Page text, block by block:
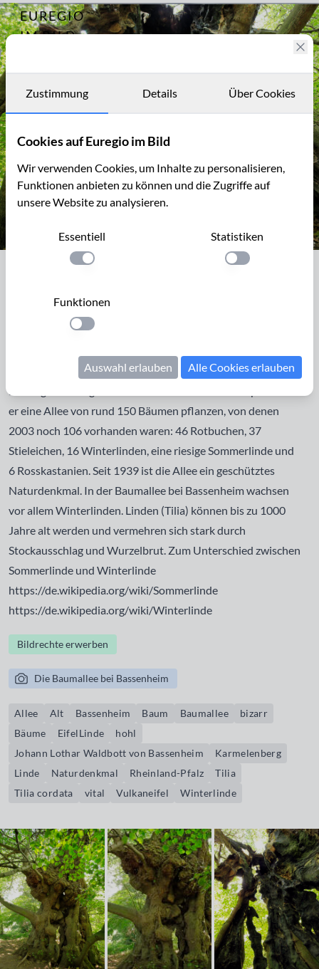
EUREGIO
IM BILD
Archiv
Kontakt
Archiv
12629
bei
Bizarr, ausgehöhlt, aber immer noch vital: Linde in der Baumallee
vital: Linde in der Baumallee von
Bassenheim zum Karmelenberg
von Bassenheim auf dem Karmelenberg eine Marienkapelle.
Entlang dem Weg vom Bassenheimer Wald zur Kapelle ließ
er eine Allee von rund 150 Bäumen pflanzen, von denen
2003 noch 106 vorhanden waren: 46 Rotbuchen, 37
Stieleichen, 16 Winterlinden, eine riesige Sommerlinde und
6 Rosskastanien. Seit 1939 ist die Allee ein geschütztes
Naturdenkmal. In der Baumallee bei Bassenheim wachsen
vor allem Winterlinden. Linden (Tilia) können bis zu 1000
Jahre alt werden und vermehren sich stark durch
Stockausschlag und Wurzelbrut. Zum Unterschied zwischen
Sommerlinde und Winterlinde
https://de.wikipedia.org/wiki/Sommerlinde
https://de.wikipedia.org/wiki/Winterlinde
Bildrechte erwerben
Die Baumallee bei Bassenheim
Allee Alt Bassenheim Baum Baumallee
bizarr
Bäume
EifelLinde
hohl
Johann Lothar Waldbott von Bassenheim
Karmelenberg
Linde
Naturdenkmal Rheinland-Pfalz
Tilia
Tilia cordata
vital Vulkaneifel Winterlinde
Zustimmung Details Über Cookies
Cookies auf Euregio im Bild
Wir verwenden Cookies, um Inhalte zu personalisieren,
Funktionen anbieten zu können und die Zugriffe auf
unsere Website zu analysieren.
Essentiell
Einstellung anwenden
Statistiken
Einstellung
Funktionen
Einstellung anwenden
Auswahl erlauben Alle Cookies erlauben